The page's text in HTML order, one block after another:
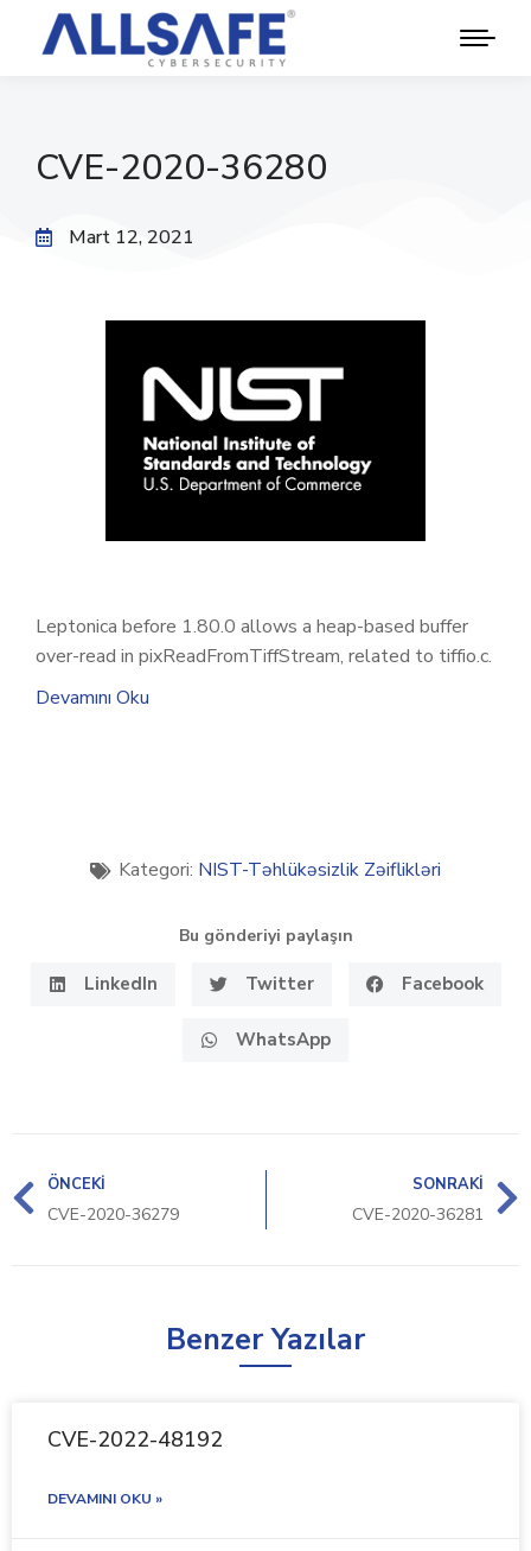
CVE-2020-36280
Mart 12, 2021
Leptonica before 1.80.0 allows a heap-based buffer
over-read in pixReadFromTiffStream, related to tiffio.c.
Devamını Oku
Kategori: NIST-Təhlükəsizlik Zəiflikləri
Bu gönderiyi paylaşın
LinkedIn Twitter Facebook
WhatsApp
ÖNCEKI
CVE-2020-36279
SONRAKI
CVE-2020-36281
Benzer Yazılar
CVE-2022-48192
DEVAMINI OKU »